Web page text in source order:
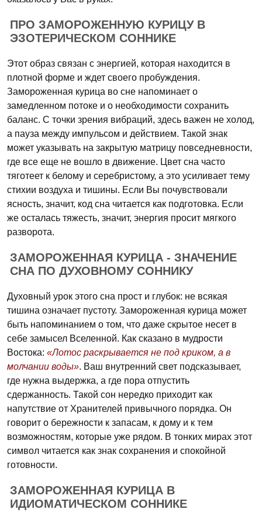
ПРО ЗАМОРОЖЕННУЮ КУРИЦУ В
ЭЗОТЕРИЧЕСКОМ СОННИКЕ
Этот образ связан с энергией, которая находится в
плотной форме и ждет своего пробуждения.
Замороженная курица во сне напоминает о
замедленном потоке и о необходимости сохранить
баланс. С точки зрения вибраций, здесь важен не холод,
а пауза между импульсом и действием. Такой знак
может указывать на закрытую матрицу повседневности,
где все еще не вошло в движение. Цвет сна часто
тяготеет к белому и серебристому, а это усиливает тему
стихии воздуха и тишины. Если Вы почувствовали
ясность, значит, код сна читается как подготовка. Если
же осталась тяжесть, значит, энергия просит мягкого
разворота.
ЗАМОРОЖЕННАЯ КУРИЦА - ЗНАЧЕНИЕ
СНА ПО ДУХОВНОМУ СОННИКУ
Духовный урок этого сна прост и глубок: не всякая
тишина означает пустоту. Замороженная курица может
быть напоминанием о том, что даже скрытое несет в
себе замысел Вселенной. Как сказано в мудрости
Востока: «Лотос раскрывается не под криком, а в
молчании воды». Ваш внутренний свет подсказывает,
где нужна выдержка, а где пора отпустить
сдержанность. Такой сон нередко приходит как
напутствие от Хранителей привычного порядка. Он
говорит о бережности к запасам, к дому и к тем
возможностям, которые уже рядом. В тонких мирах этот
символ читается как знак сохранения и спокойной
готовности.
ЗАМОРОЖЕННАЯ КУРИЦА В
ИДИОМАТИЧЕСКОМ СОННИКЕ